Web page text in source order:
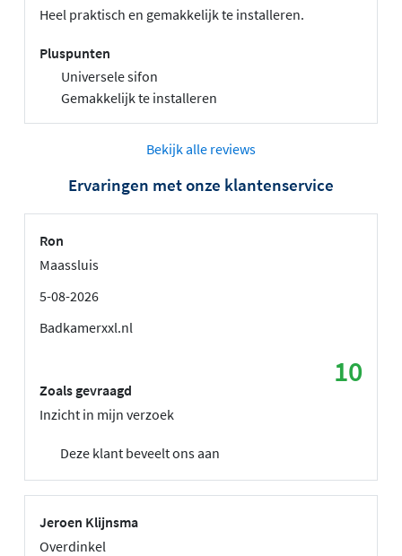
Heel praktisch en gemakkelijk te installeren.
Pluspunten
Universele sifon
Gemakkelijk te installeren
Bekijk alle reviews
Ervaringen met onze klantenservice
Ron
Maassluis
5-08-2026
Badkamerxxl.nl
10
Zoals gevraagd
Inzicht in mijn verzoek
Deze klant beveelt ons aan
Jeroen Klijnsma
Overdinkel